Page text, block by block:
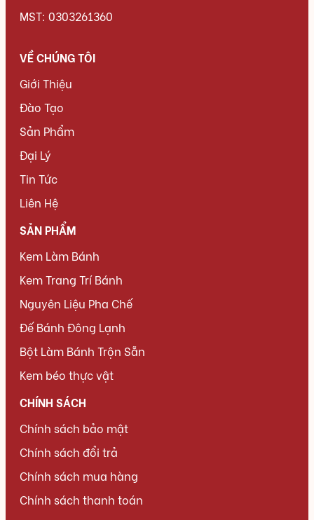
MST: 0303261360
VỀ CHÚNG TÔI
Giới Thiệu
Đào Tạo
Sản Phẩm
Đại Lý
Tin Tức
Liên Hệ
SẢN PHẨM
Kem Làm Bánh
Kem Trang Trí Bánh
Nguyên Liệu Pha Chế
Đế Bánh Đông Lạnh
Bột Làm Bánh Trộn Sẵn
Kem béo thực vật
CHÍNH SÁCH
Chính sách bảo mật
Chính sách đổi trả
Chính sách mua hàng
Chính sách thanh toán